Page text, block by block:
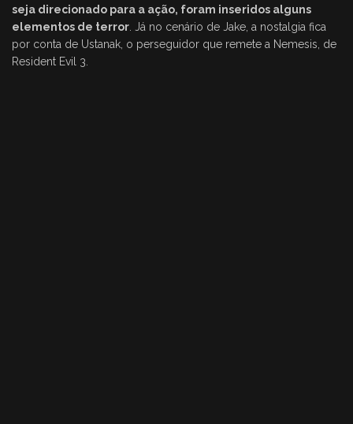
seja direcionado para a ação, foram inseridos alguns
elementos de terror. Já no cenário de Jake, a nostalgia fica
por conta de Ustanak, o perseguidor que remete a Nemesis, de
Resident Evil 3.